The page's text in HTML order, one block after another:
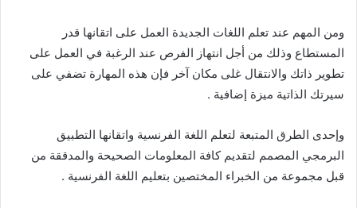
ومن المهم عند تعلم اللغات الجديدة العمل على اتقانها قدر
المستطاع وذلك من أجل انتهاز الفرص عند الرغبة في العمل على
تطوير ذاتك والانتقال غلى مكان آخر فإن هذه المهارة تضفي على
سيرتك الذاتية ميزة إضافية .
وإحدى الطرق المتبعة لتعلم اللغة الفرنسية واتقانها التطبيق
البرمجي المصمم لتقديم كافة المعلومات الصحيحة والمدققة من
قبل مجموعة من الخبراء المختصين بتعليم اللغة الفرنسية .